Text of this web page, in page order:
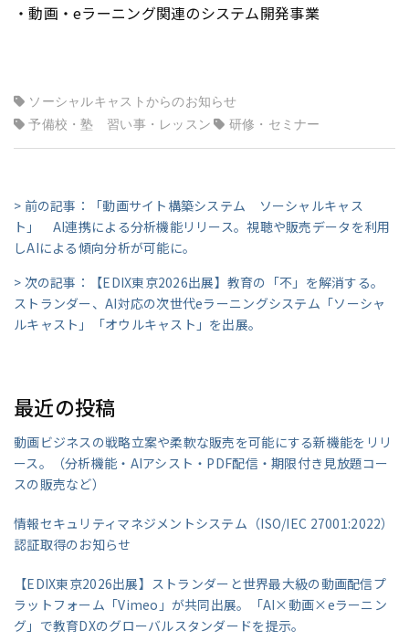
・動画・eラーニング関連のシステム開発事業
ソーシャルキャストからのお知らせ
予備校・塾 習い事・レッスン
研修・セミナー
> 前の記事：「動画サイト構築システム ソーシャルキャス
ト」 AI連携による分析機能リリース。視聴や販売データを利用
しAIによる傾向分析が可能に。
> 次の記事：【EDIX東京2026出展】教育の「不」を解消する。
ストランダー、AI対応の次世代eラーニングシステム「ソーシャ
ルキャスト」「オウルキャスト」を出展。
最近の投稿
動画ビジネスの戦略立案や柔軟な販売を可能にする新機能をリリ
ース。（分析機能・AIアシスト・PDF配信・期限付き見放題コー
スの販売など）
情報セキュリティマネジメントシステム（ISO/IEC 27001:2022）
認証取得のお知らせ
【EDIX東京2026出展】ストランダーと世界最大級の動画配信プ
ラットフォーム「Vimeo」が共同出展。「AI×動画×eラーニン
グ」で教育DXのグローバルスタンダードを提示。